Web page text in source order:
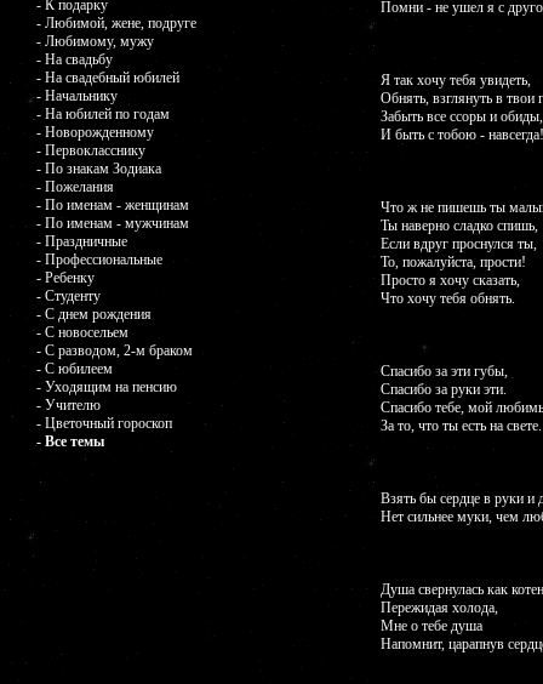
- К подарку
- Любимой, жене, подруге
- Любимому, мужу
- На свадьбу
- На свадебный юбилей
- Начальнику
- На юбилей по годам
- Новорожденному
- Первокласснику
- По знакам Зодиака
- Пожелания
- По именам - женщинам
- По именам - мужчинам
- Праздничные
- Профессиональные
- Ребенку
- Студенту
- С днем рождения
- С новосельем
- С разводом, 2-м браком
- С юбилеем
- Уходящим на пенсию
- Учителю
- Цветочный гороскоп
- Все темы
Помни - не ушел я с
Я так хочу тебя увидеть,
Обнять, взглянуть в твои
Забыть все ссоры и обиды,
И быть с тобою - навсегда!
Что ж не пишешь ты
Ты наверно сладко спишь,
Если вдруг проснулся ты,
То, пожалуйста, прости!
Просто я хочу сказать,
Что хочу тебя обнять.
Спасибо за эти губы,
Спасибо за руки эти.
Спасибо тебе, мой
За то, что ты есть на свете.
Взять бы сердце в руки и
Нет сильнее муки, чем
Душа свернулась как
Пережидая холода,
Мне о тебе душа
Напомнит, царапнув